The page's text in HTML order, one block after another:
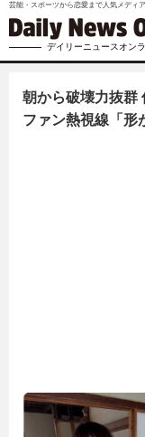
芸能・スポーツから恋愛まで人気メディ
デイリーニュースオン
朝から破壊力抜群
ファン熱視線「形